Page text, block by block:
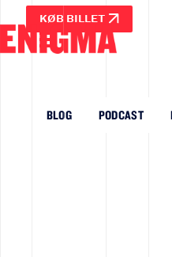
KØB BILLET
BLOG PODCAST